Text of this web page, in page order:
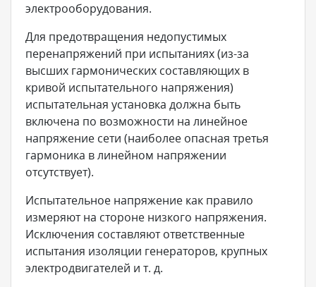
электрооборудования.
Для предотвращения недопустимых
перенапряжений при испытаниях (из-за
высших гармонических составляющих в
кривой испытательного напряжения)
испытательная установка должна быть
включена по возможности на линейное
напряжение сети (наиболее опасная третья
гармоника в линейном напряжении
отсутствует).
Испытательное напряжение как правило
измеряют на стороне низкого напряжения.
Исключения составляют ответственные
испытания изоляции генераторов, крупных
электродвигателей и т. д.